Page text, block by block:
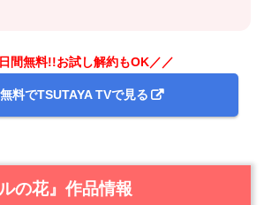
間無料!!お試し解約もOK／／
料でTSUTAYA TVで見る
の花』作品情報